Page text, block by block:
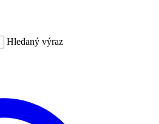
Hledaný výraz